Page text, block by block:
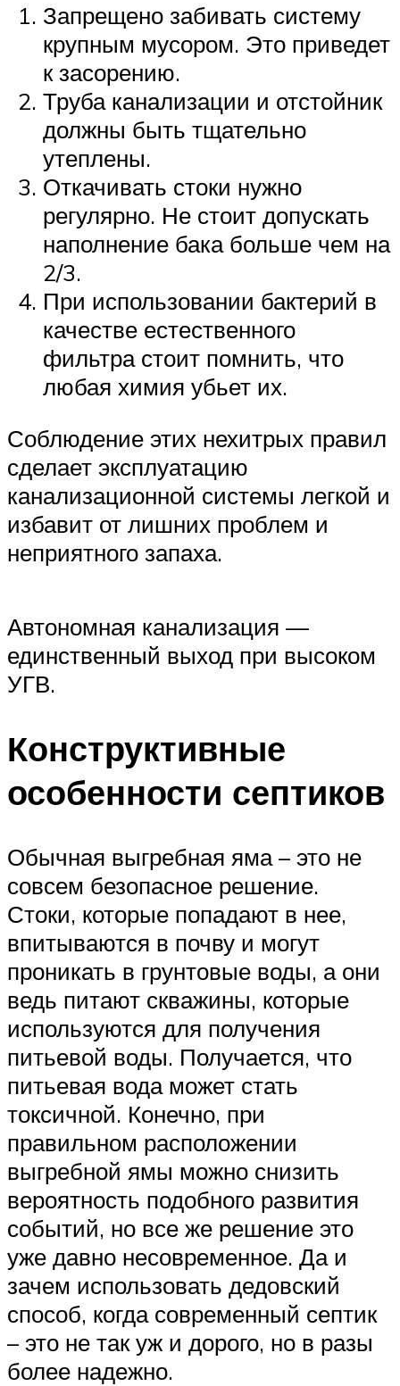
Запрещено забивать систему
крупным мусором. Это приведет
к засорению.
Труба канализации и отстойник
должны быть тщательно
утеплены.
Откачивать стоки нужно
регулярно. Не стоит допускать
наполнение бака больше чем на
2/3.
При использовании бактерий в
качестве естественного
фильтра стоит помнить, что
любая химия убьет их.
Соблюдение этих нехитрых правил
сделает эксплуатацию
канализационной системы легкой и
избавит от лишних проблем и
неприятного запаха.
Автономная канализация —
единственный выход при высоком
УГВ.
Конструктивные
особенности септиков
Обычная выгребная яма – это не
совсем безопасное решение.
Стоки, которые попадают в нее,
впитываются в почву и могут
проникать в грунтовые воды, а они
ведь питают скважины, которые
используются для получения
питьевой воды. Получается, что
питьевая вода может стать
токсичной. Конечно, при
правильном расположении
выгребной ямы можно снизить
вероятность подобного развития
событий, но все же решение это
уже давно несовременное. Да и
зачем использовать дедовский
способ, когда современный септик
– это не так уж и дорого, но в разы
более надежно.